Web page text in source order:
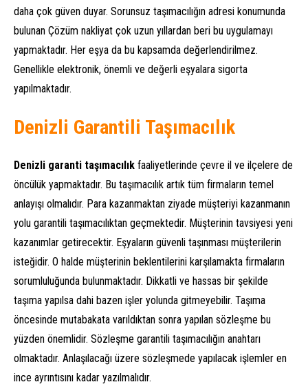
daha çok güven duyar. Sorunsuz taşımacılığın adresi konumunda
bulunan Çözüm nakliyat çok uzun yıllardan beri bu uygulamayı
yapmaktadır. Her eşya da bu kapsamda değerlendirilmez.
Genellikle elektronik, önemli ve değerli eşyalara sigorta
yapılmaktadır.
Denizli Garantili Taşımacılık
Denizli garanti taşımacılık faaliyetlerinde çevre il ve ilçelere de
öncülük yapmaktadır. Bu taşımacılık artık tüm firmaların temel
anlayışı olmalıdır. Para kazanmaktan ziyade müşteriyi kazanmanın
yolu garantili taşımacılıktan geçmektedir. Müşterinin tavsiyesi yeni
kazanımlar getirecektir. Eşyaların güvenli taşınması müşterilerin
isteğidir. O halde müşterinin beklentilerini karşılamakta firmaların
sorumluluğunda bulunmaktadır. Dikkatli ve hassas bir şekilde
taşıma yapılsa dahi bazen işler yolunda gitmeyebilir. Taşıma
öncesinde mutabakata varıldıktan sonra yapılan sözleşme bu
yüzden önemlidir. Sözleşme garantili taşımacılığın anahtarı
olmaktadır. Anlaşılacağı üzere sözleşmede yapılacak işlemler en
ince ayrıntısını kadar yazılmalıdır.